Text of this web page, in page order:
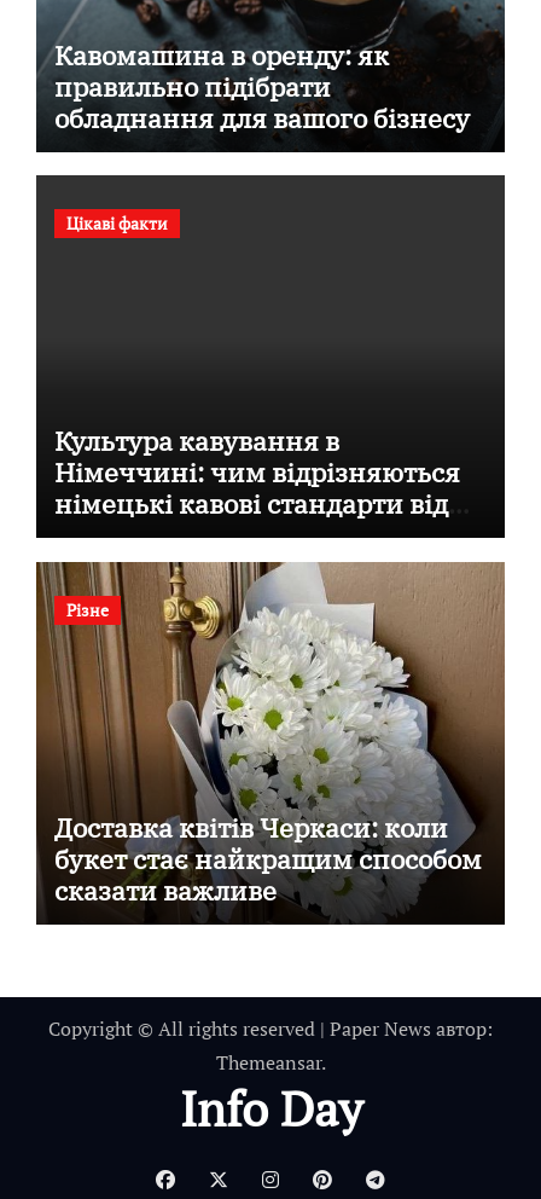
Кавомашина в оренду: як
правильно підібрати
обладнання для вашого бізнесу
Цікаві факти
Культура кавування в
Німеччині: чим відрізняються
німецькі кавові стандарти від
італійських
Різне
Доставка квітів Черкаси: коли
букет стає найкращим способом
сказати важливе
Copyright © All rights reserved | Paper News автор:
Themeansar.
Info Day